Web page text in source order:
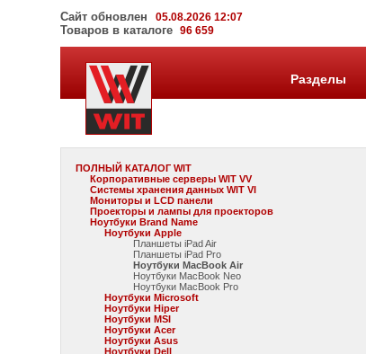
Сайт обновлен 05.08.2026 12:07
Товаров в каталоге96 659
Разделы
ПОЛНЫЙ КАТАЛОГ WIT
Корпоративные серверы WIT VV
Системы хранения данных WIT VI
Мониторы и LCD панели
Проекторы и лампы для проекторов
Ноутбуки Brand Name
Ноутбуки Apple
Планшеты iPad Air
Планшеты iPad Pro
Ноутбуки MacBook Air
Ноутбуки MacBook Neo
Ноутбуки MacBook Pro
Ноутбуки Microsoft
Ноутбуки Hiper
Ноутбуки MSI
Ноутбуки Acer
Ноутбуки Asus
Ноутбуки Dell